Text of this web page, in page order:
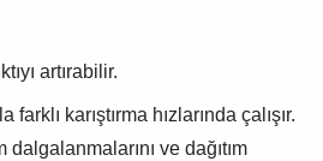
artırabilir.
karıştırma hızlarında çalışır.
ve dağıtım